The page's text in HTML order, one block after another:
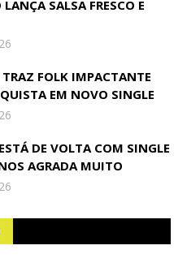
SALSA FRESCO E
TRAZ FOLK IMPACTANTE
EM NOVO SINGLE
DE VOLTA COM SINGLE
AGRADA MUITO